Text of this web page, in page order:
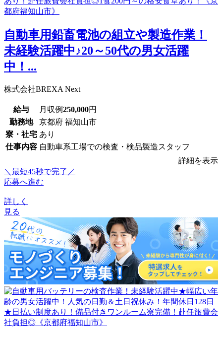
自動車用鉛畜電池の組立や製造作業！
未経験活躍中♪20～50代の男女活躍
中！...
株式会社BREXA Next
給与 月収例250,000円
勤務地
京都府 福知山市
寮・社宅 あり
仕事内容 自動車系工場での検査・検品製造スタッフ
詳細を表示
＼最短45秒で完了／
応募へ進む
詳しく
見る